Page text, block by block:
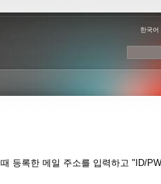
한국어
등록한 메일 주소를 입력하고 "ID/